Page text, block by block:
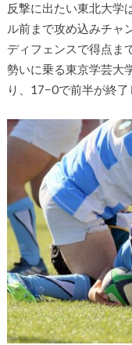
反撃に出たい東北大学
ル前まで攻め込みチャ
ディフェンスで得点ま
勢いに乗る東京学芸大
り、17−0で前半が終了